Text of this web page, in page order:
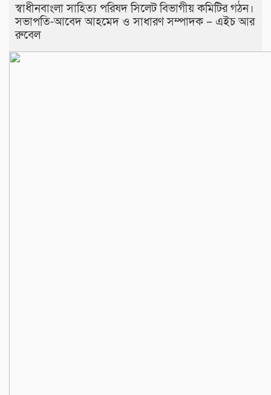
স্বাধীনবাংলা সাহিত্য পরিষদ সিলেট বিভাগীয় কমিটির গঠন।
সভাপতি-আবেদ আহমেদ ও সাধারণ সম্পাদক – এইচ আর
রুবেল